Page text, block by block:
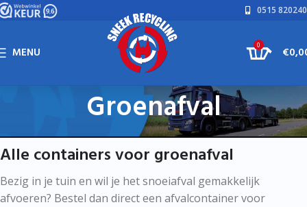
0515 820240
MENU 0 €
Groenafval
Alle containers voor groenafval
Bezig in je tuin en wil je het snoeiafval gemakkelijk
afvoeren? Bestel dan direct een afvalcontainer voor